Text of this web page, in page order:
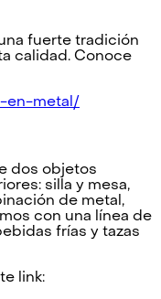
fuerte tradición
calidad. Conoce
en-metal/
dos objetos
silla y mesa,
de metal,
con una línea de
frías y tazas
link: